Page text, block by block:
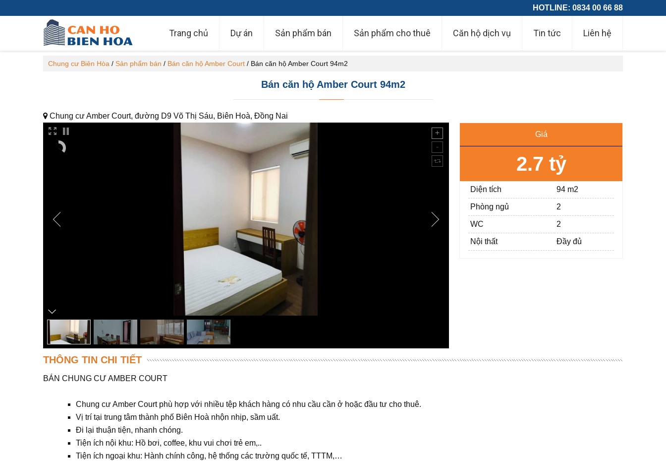
HOTLINE: 0834 00 66 88
Trang chủ Dự án Sản phẩm bán Sản phẩm cho thuê Căn hộ dịch vụ Tin tức Liên hệ
Chung cư Biên Hòa / Sản phẩm bán / Bán căn hộ Amber Court / Bán căn hộ Amber Court 94m2
Bán căn hộ Amber Court 94m2
Chung cư Amber Court, đường D9 Võ Thị Sáu, Biên Hoà, Đồng Nai
Giá
2.7 tỷ
Diện tích 94 m2
Phòng ngủ 2
WC 2
Nội thất Đầy đủ
THÔNG TIN CHI TIẾT
BÁN CHUNG CƯ AMBER COURT
Chung cư Amber Court phù hợp với nhiều tệp khách hàng có nhu cầu cần ở hoặc đầu tư cho thuê.
Vị trí tại trung tâm thành phố Biên Hoà nhộn nhịp, sầm uất.
Đi lại thuận tiện, nhanh chóng.
Tiện ích nội khu: Hồ bơi, coffee, khu vui chơi trẻ em,..
Tiện ích ngoại khu: Hành chính công, hệ thống các trường quốc tế, TTTM,…